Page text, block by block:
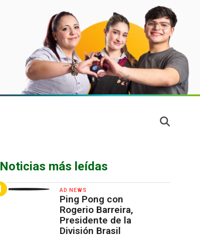
Noticias más leídas
AD NEWS
Ping Pong con
Rogerio Barreira,
Presidente de la
División Brasil